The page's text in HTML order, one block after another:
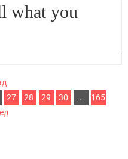
27 28 29 30 ...
165